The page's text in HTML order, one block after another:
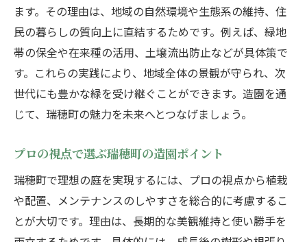
地域の自然に寄り添う造園の考え方
景観を引き立てる造園アイデア集
造園で広がる地域交流と緑の輪
長く美しい庭を保つための造園知識
長持ちする庭づくりに必要な造園の知恵
環境に配慮した造園で美しさを維持
造園庭師が伝授する長寿命の庭管理術
トラブルを防ぐための造園ポイント
美しい庭を未来へ繋ぐ造園の工夫
ます。その理由は、地域の自然環境や生態系の維持、住
民の暮らしの質向上に直結するためです。例えば、緑地
帯の保全や在来種の活用、土壌流出防止などが具体策で
す。これらの実践により、地域全体の景観が守られ、次
世代にも豊かな緑を受け継ぐことができます。造園を通
じて、瑞穂町の魅力を未来へとつなげましょう。
プロの視点で選ぶ瑞穂町の造園ポイント
瑞穂町で理想の庭を実現するには、プロの視点から植栽
や配置、メンテナンスのしやすさを総合的に考慮するこ
とが大切です。理由は、長期的な美観維持と使い勝手を